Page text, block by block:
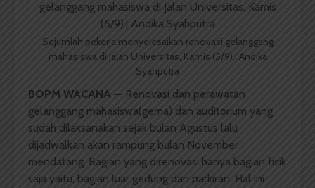
Sejumlah pekerja menyelesaikan renovasi gelanggang
mahasiswa di Jalan Universitas, Kamis (5/9).| Andika
Syahputra
BOPM WACANA — Renovasi dan perawatan
gelanggang mahasiswa(gema) dan auditorium yang
sudah dilaksanakan sejak bulan Agustus lalu
dijadwalkan akan rampung bulan November
mendatang. Bagian yang direnovasi hanya bagian fisik
saja yaitu, bagian luar gedung dan parkiran. Hal ini